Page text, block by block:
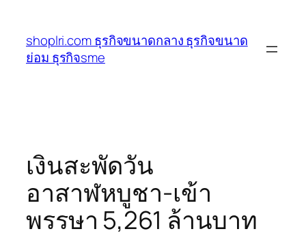
เนื้อหา
shoplri.com ธุรกิจขนาดกลาง ธุรกิจขนาด
ย่อม ธุรกิจsme
เงินสะพัดวัน
อาสาฬหบูชา-เข้า
พรรษา 5,261 ล้านบาท